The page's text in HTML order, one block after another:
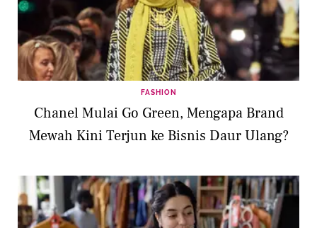
FASHION
Chanel Mulai Go Green, Mengapa Brand
Mewah Kini Terjun ke Bisnis Daur Ulang?